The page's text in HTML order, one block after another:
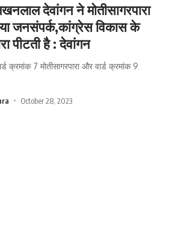
देवांगन ने मोतीसागरपारा
जनसंपर्क,कांग्रेस विकास के
पीटती है : देवांगन
7 मोतीसागरपारा और वार्ड क्रमांक 9
October 28, 2023